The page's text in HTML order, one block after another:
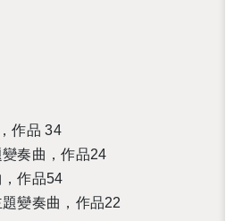
作品 34
奏曲，作品24
作品54
變奏曲，作品22